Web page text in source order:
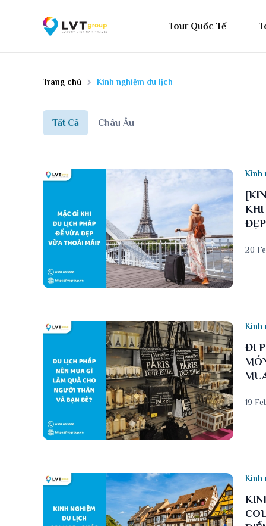
Tour Quốc Tế
Trang chủ Kinh nghiệm du lịch
Tất Cả Châu Âu
Kinh
KHI
20
Kinh
ĐI
19
Kinh